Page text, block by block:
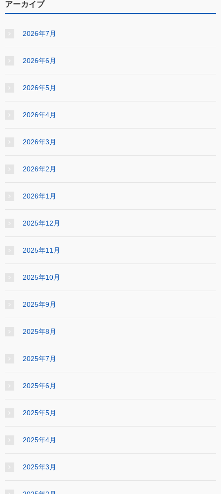
アーカイブ
2026年7月
2026年6月
2026年5月
2026年4月
2026年3月
2026年2月
2026年1月
2025年12月
2025年11月
2025年10月
2025年9月
2025年8月
2025年7月
2025年6月
2025年5月
2025年4月
2025年3月